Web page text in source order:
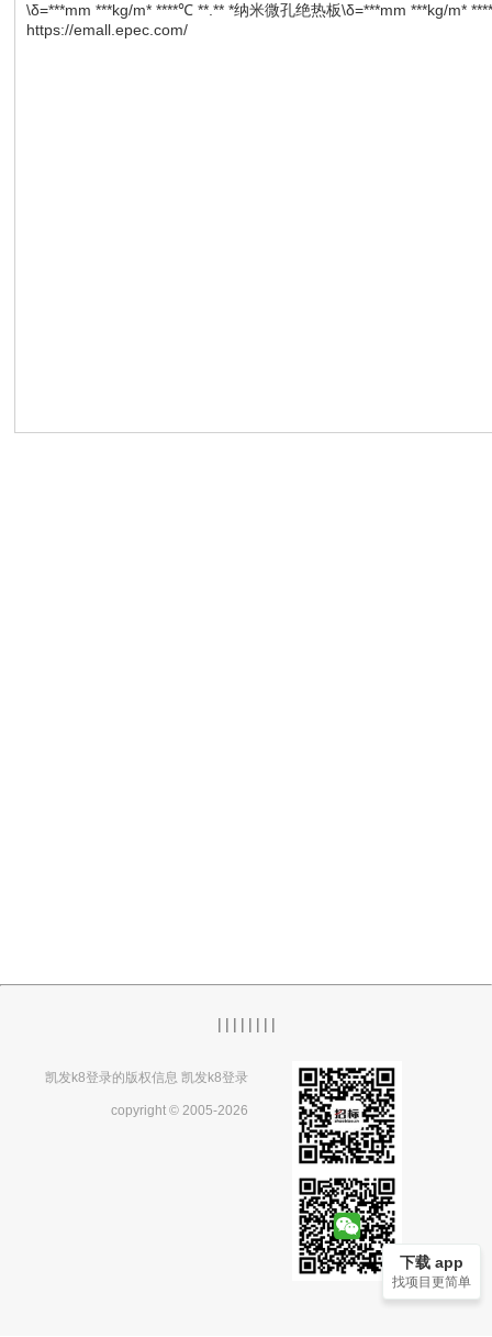
下载 app
找项目更简单
\δ=***mm ***kg/m* ****℃ **.** *纳米微孔绝热板\δ=***mm ***kg/m*
https://emall.epec.com/
| | | | | | | |
凯发k8登录的版权信息 凯发k8登录
copyright © 2005-2026